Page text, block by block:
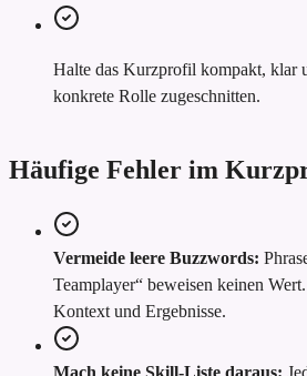
Halte das Kurzprofil kompakt, klar
konkrete Rolle zugeschnitten.
Häufige Fehler im
Vermeide leere Buzzwords:
Teamplayer“ beweisen keinen
Kontext und Ergebnisse.